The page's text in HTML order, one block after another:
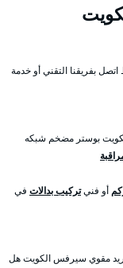
بفريقنا التقني أو خدمة
أو فنيتركيب بدالات في
مقوي سيرفس الكويت هل